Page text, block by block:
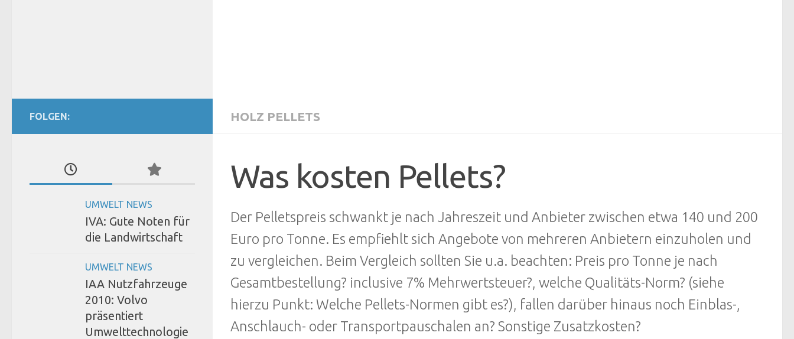
HOLZ PELLETS
Was kosten Pellets?
Der Pelletspreis schwankt je nach Jahreszeit und Anbieter zwischen etwa 140 und 200
Euro pro Tonne. Es empfiehlt sich Angebote von mehreren Anbietern einzuholen und
zu vergleichen. Beim Vergleich sollten Sie u.a. beachten: Preis pro Tonne je nach
Gesamtbestellung? inclusive 7% Mehrwertsteuer?, welche Qualitäts-Norm? (siehe
hierzu Punkt: Welche Pellets-Normen gibt es?), fallen darüber hinaus noch Einblas-,
Anschlauch- oder Transportpauschalen an? Sonstige Zusatzkosten?
FOLGEN:
UMWELT NEWS
IVA: Gute Noten für
die Landwirtschaft
UMWELT NEWS
IAA Nutzfahrzeuge
2010: Volvo
präsentiert
Umwelttechnologie